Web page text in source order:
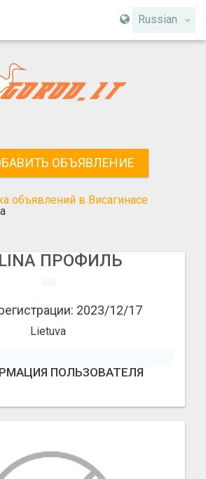
Russian
ОБЪЯВЛЕНИЕ
объявлений в Висагинасе
ПРОФИЛЬ
2023/12/17
Lietuva
ПОЛЬЗОВАТЕЛЯ